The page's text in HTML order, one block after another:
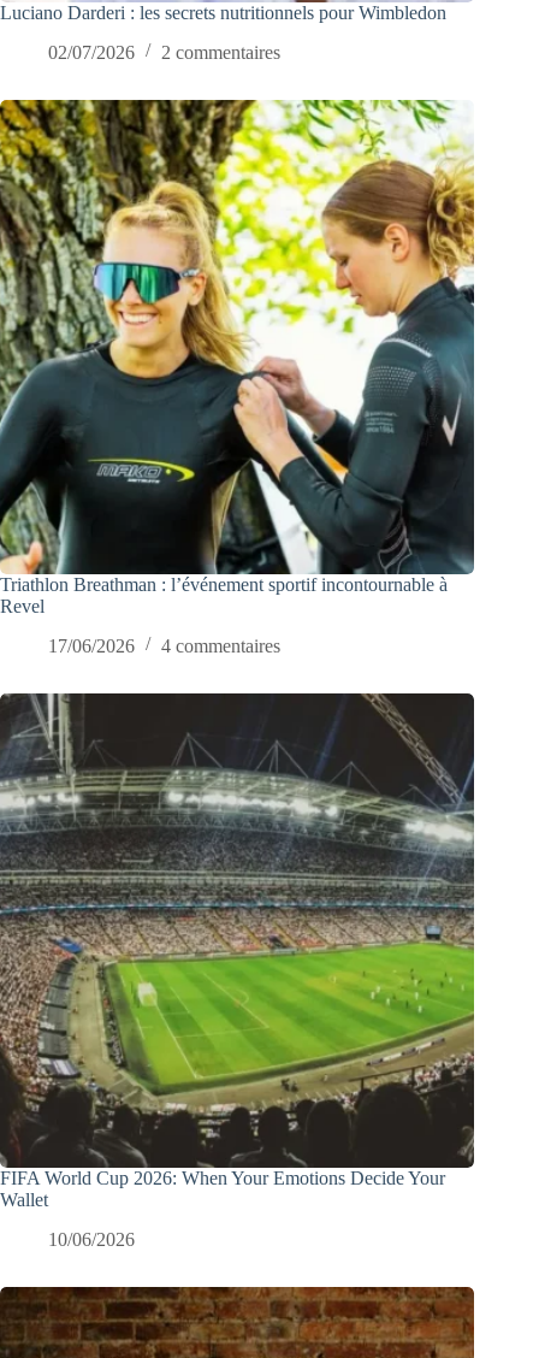
Luciano Darderi : les secrets nutritionnels pour Wimbledon
02/07/2026
2 commentaires
Triathlon Breathman : l’événement sportif incontournable à
Revel
17/06/2026
4 commentaires
FIFA World Cup 2026: When Your Emotions Decide Your
Wallet
10/06/2026